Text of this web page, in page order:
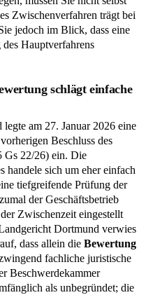
Zwischenverfahren trägt bei
jedoch im Blick, dass eine
Hauptverfahrens
schlägt einfache
am 27. Januar 2026 eine
Beschluss des
Gs 22/26) ein. Die
handele sich um eher einfach
tiefgreifende Prüfung der
der Geschäftsbetrieb
Zwischenzeit eingestellt
Dortmund verwies
dass allein die Bewertung
fachliche juristische
Beschwerdekammer
als unbegründet; die